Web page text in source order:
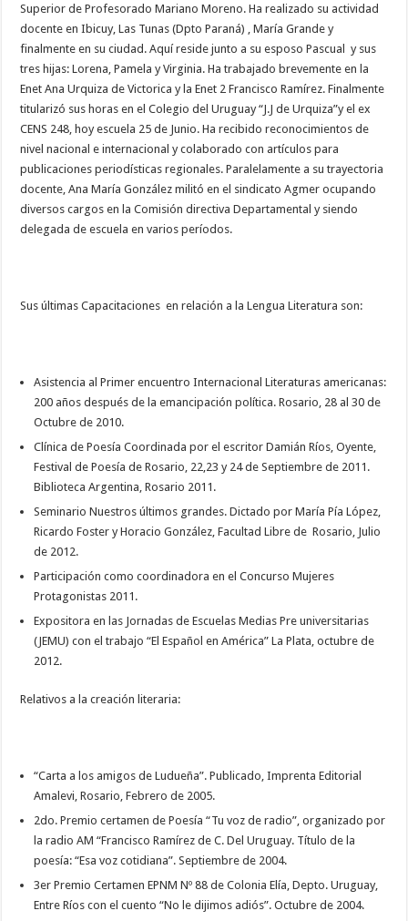
Superior de Profesorado Mariano Moreno. Ha realizado su actividad
docente en Ibicuy, Las Tunas (Dpto Paraná) , María Grande y
finalmente en su ciudad. Aquí reside junto a su esposo Pascual y sus
tres hijas: Lorena, Pamela y Virginia. Ha trabajado brevemente en la
Enet Ana Urquiza de Victorica y la Enet 2 Francisco Ramírez. Finalmente
titularizó sus horas en el Colegio del Uruguay “J.J de Urquiza”y el ex
CENS 248, hoy escuela 25 de Junio. Ha recibido reconocimientos de
nivel nacional e internacional y colaborado con artículos para
publicaciones periodísticas regionales. Paralelamente a su trayectoria
docente, Ana María González militó en el sindicato Agmer ocupando
diversos cargos en la Comisión directiva Departamental y siendo
delegada de escuela en varios períodos.
Sus últimas Capacitaciones en relación a la Lengua Literatura son:
Asistencia al Primer encuentro Internacional Literaturas americanas:
200 años después de la emancipación política. Rosario, 28 al 30 de
Octubre de 2010.
Clínica de Poesía Coordinada por el escritor Damián Ríos, Oyente,
Festival de Poesía de Rosario, 22,23 y 24 de Septiembre de 2011.
Biblioteca Argentina, Rosario 2011.
Seminario Nuestros últimos grandes. Dictado por María Pía López,
Ricardo Foster y Horacio González, Facultad Libre de Rosario, Julio
de 2012.
Participación como coordinadora en el Concurso Mujeres
Protagonistas 2011.
Expositora en las Jornadas de Escuelas Medias Pre universitarias
(JEMU) con el trabajo “El Español en América” La Plata, octubre de
2012.
Relativos a la creación literaria:
“Carta a los amigos de Ludueña”. Publicado, Imprenta Editorial
Amalevi, Rosario, Febrero de 2005.
2do. Premio certamen de Poesía “Tu voz de radio”, organizado por
la radio AM “Francisco Ramírez de C. Del Uruguay. Título de la
poesía: “Esa voz cotidiana”. Septiembre de 2004.
3er Premio Certamen EPNM Nº 88 de Colonia Elía, Depto. Uruguay,
Entre Ríos con el cuento “No le dijimos adiós”. Octubre de 2004.